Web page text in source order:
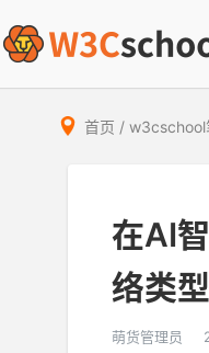
首页 / w3cschool
在AI
络类
萌货管理员